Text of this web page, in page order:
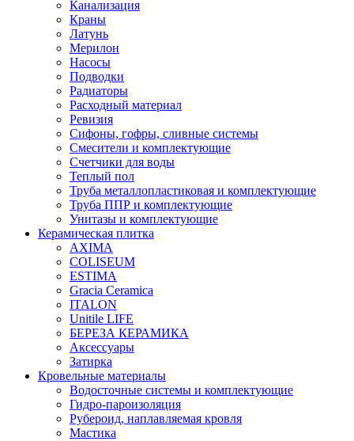
Канализация
Краны
Латунь
Мерилон
Насосы
Подводки
Радиаторы
Расходный материал
Ревизия
Сифоны, гофры, сливные системы
Смесители и комплектующие
Счетчики для воды
Теплый пол
Труба металлопластиковая и комплектующие
Труба ППР и комплектующие
Унитазы и комплектующие
Керамическая плитка
AXIMA
COLISEUM
ESTIMA
Gracia Ceramica
ITALON
Unitile LIFE
БЕРЕЗА КЕРАМИКА
Аксессуары
Затирка
Кровельные материалы
Водосточные системы и комплектующие
Гидро-пароизоляция
Рубероид, наплавляемая кровля
Мастика